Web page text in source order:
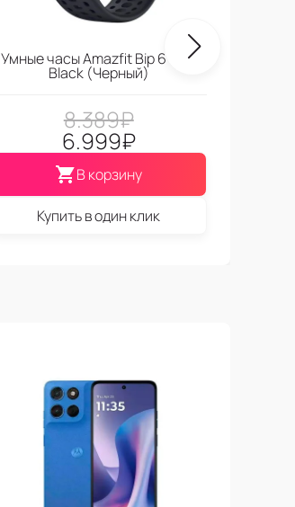
Умные часы Amazfit Bip 6 Soft
Black (Черный)
8.389₽
6.999₽
В корзину
Купить в один клик